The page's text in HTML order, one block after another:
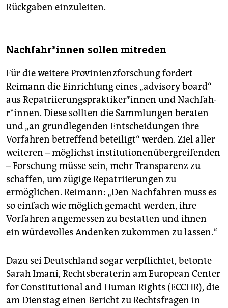
Rückgaben einzuleiten.
Nach­fah­r*in­nen sollen mitreden
Für die weitere Provinienzforschung fordert
Reimann die Einrichtung eines „advisory board“
aus Re­pa­tri­ie­rungs­prak­ti­ke­r*in­nen und Nach­fah­
r*in­nen. Diese sollten die Sammlungen beraten
und „an grundlegenden Entscheidungen ihre
Vorfahren betreffend beteiligt“ werden. Ziel aller
weiteren – möglichst institutionenübergreifenden
– Forschung müsse sein, mehr Transparenz zu
schaffen, um zügige Repatriierungen zu
ermöglichen. Reimann: „Den Nachfahren muss es
so einfach wie möglich gemacht werden, ihre
Vorfahren angemessen zu bestatten und ihnen
ein würdevolles Andenken zukommen zu lassen.“
Dazu sei Deutschland sogar verpflichtet, betonte
Sarah Imani, Rechtsberaterin am European Center
for Constitutional and Human Rights (ECCHR), die
am Dienstag einen Bericht zu Rechtsfragen in